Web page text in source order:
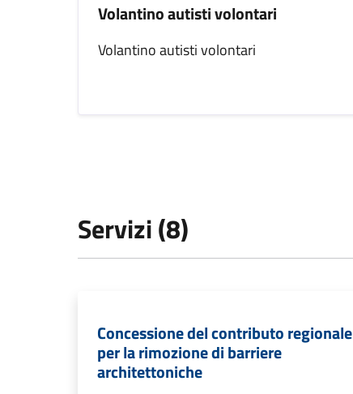
Volantino autisti volontari
Volantino autisti volontari
Servizi (8)
Concessione del contributo regionale
per la rimozione di barriere
architettoniche